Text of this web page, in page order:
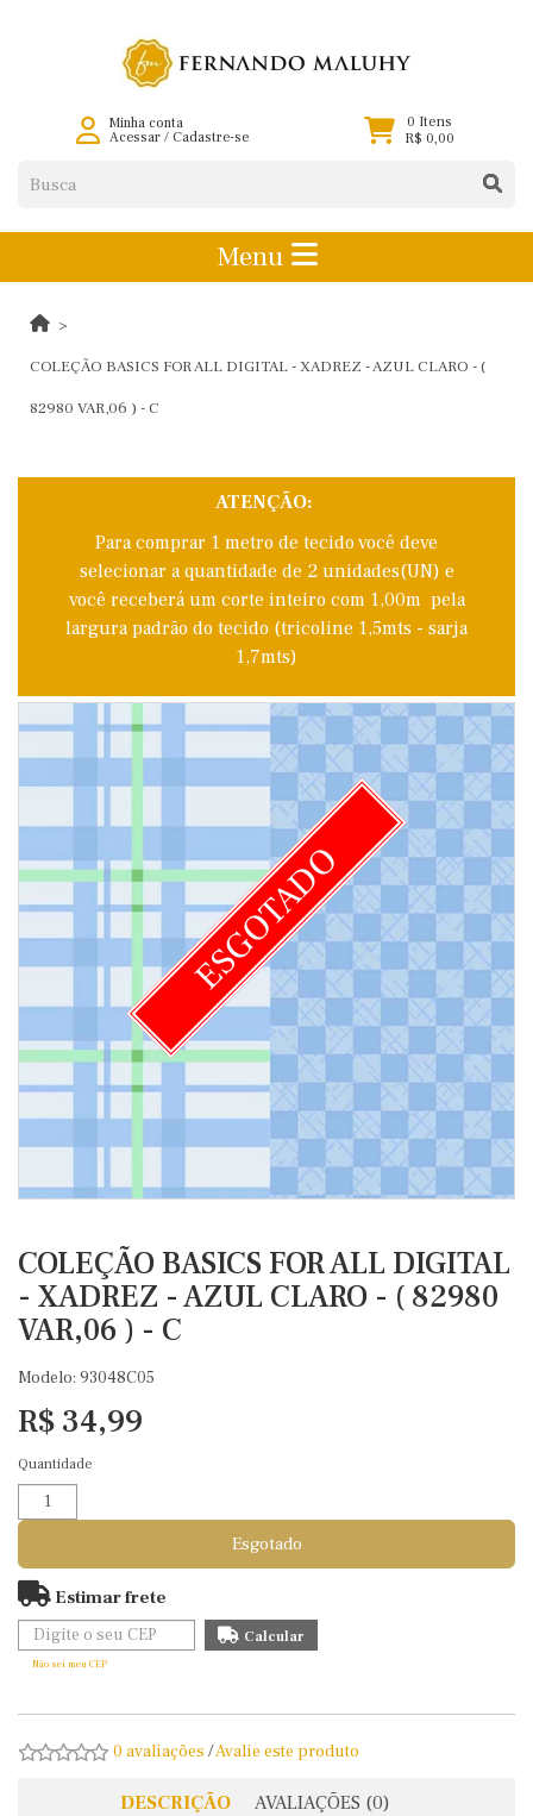
Minha conta
Acessar/ Cadastre-se
0 Itens
R$ 0,00
Menu
COLEÇÃO BASICS FOR ALL DIGITAL - XADREZ - AZUL CLARO - (
82980 VAR,06 ) - C
ATENÇÃO:
Para comprar 1 metro de tecido você deve
selecionar a quantidade de 2 unidades(UN) e
você receberá um corte inteiro com 1,00m pela
largura padrão do tecido (tricoline 1,5mts - sarja
1,7mts)
ESGOTADO
COLEÇÃO BASICS FOR ALL DIGITAL
- XADREZ - AZUL CLARO - ( 82980
VAR,06 ) - C
Modelo: 93048C05
R$ 34,99
Quantidade
Esgotado
Estimar frete
Não sei meu CEP
0 avaliações /Avalie este produto
DESCRIÇÃO AVALIAÇÕES (0)